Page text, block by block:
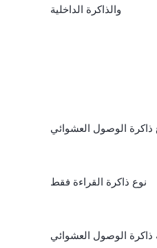
والذاكرة الداخلية
ذاكرة الوصول العشوائي
نوع ذاكرة القراءة فقط
الوصول العشوائي